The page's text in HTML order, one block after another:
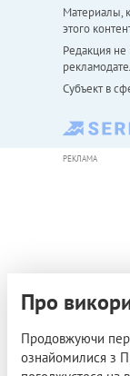
Материалы,
этого
Редакция не
Субъект в
РЕКЛАМА
Про
Продовжуючи
ознайомилися з